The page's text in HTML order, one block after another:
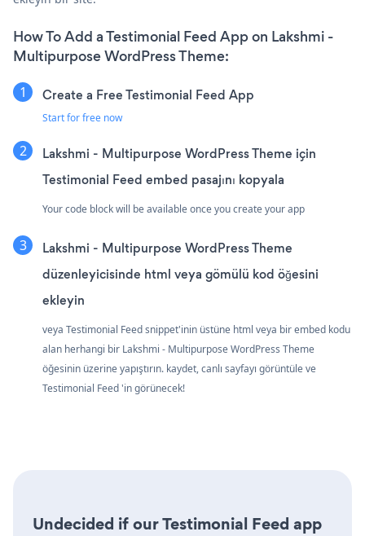
How To Add a Testimonial Feed App on Lakshmi -
Multipurpose WordPress Theme:
Create a Free Testimonial Feed App
Start for free now
Lakshmi - Multipurpose WordPress Theme için
Testimonial Feed embed pasajını kopyala
Your code block will be available once you create your app
Lakshmi - Multipurpose WordPress Theme
düzenleyicisinde html veya gömülü kod öğesini
ekleyin
veya Testimonial Feed snippet'inin üstüne html veya bir embed kodu
alan herhangi bir Lakshmi - Multipurpose WordPress Theme
öğesinin üzerine yapıştırın. kaydet, canlı sayfayı görüntüle ve
Testimonial Feed 'in görünecek!
Undecided if our Testimonial Feed app